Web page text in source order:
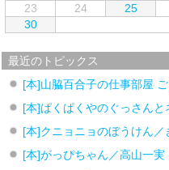
23
24 25
30
最近のトピックス
[本]山脇百合子の仕事部屋
[本]ぱくぱくやのぐっさん
[本]クニョニョのぼうけん／
[本]がっぴちゃん／高山一